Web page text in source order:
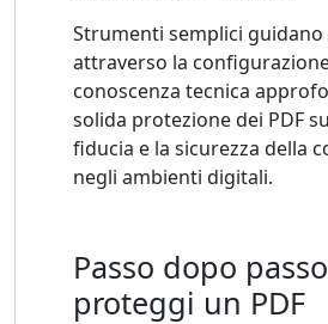
Strumenti semplici
attraverso la
conoscenza tecnica
solida protezione dei PDF
fiducia e la sicurezza della
negli ambienti digitali.
Passo dopo
proteggi un PDF